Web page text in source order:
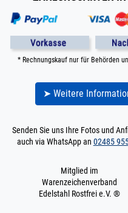
* Rechnungskauf nur für Behörden
➤ Weitere
Senden Sie uns Ihre Fotos und
auch via WhatsApp an 02485
Mitglied im
Warenzeichenverband
Edelstahl Rostfrei e.V. ®